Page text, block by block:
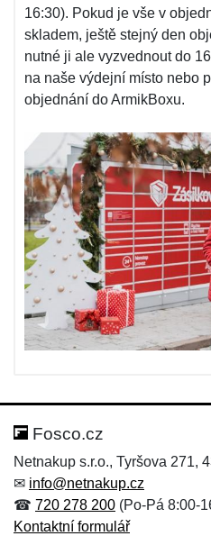
16:30). Pokud je vše v
skladem, ještě stejný den
nutné ji ale vyzvednout do
na naše výdejní místo nebo
objednání do ArmikBoxu.
Fosco.cz
Netnakup s.r.o., Tyršova 271,
✉ info@netnakup.cz
☎ 720 278 200 (Po-Pá 8:00-
Kontaktní formulář